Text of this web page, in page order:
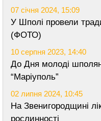
07 січня 2024, 15:09
У Шполі провели
(ФОТО)
10 серпня 2023, 14:40
До Дня молоді
“Маріуполь”
02 липня 2024, 10:45
На Звенигородщині
рослинності